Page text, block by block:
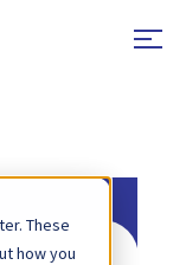
These
how you